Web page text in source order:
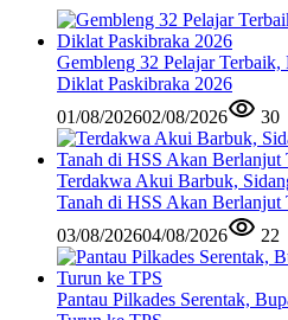
Gembleng 32 Pelajar
Diklat Paskibraka 2026
01/08/202602/08/2026 30
Terdakwa Akui Barbuk,
Tanah di HSS Akan Berlanjut
03/08/202604/08/2026 22
Pantau Pilkades Serentak,